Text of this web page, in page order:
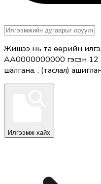
Жишээ нь та өөрийн
АА0000000000 гэсэн 12
шалгана. , (таслал)
Илгээмж хайх